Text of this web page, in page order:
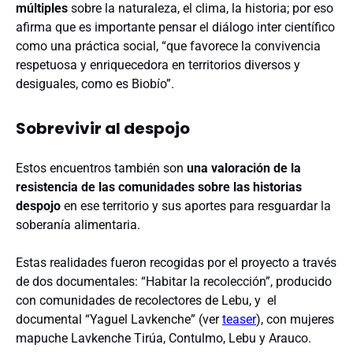
múltiples sobre la naturaleza, el clima, la historia; por eso
afirma que es importante pensar el diálogo inter científico
como una práctica social, “que favorece la convivencia
respetuosa y enriquecedora en territorios diversos y
desiguales, como es Biobío”.
Sobrevivir al despojo
Estos encuentros también son una valoración de la
resistencia de las comunidades sobre las historias
despojo en ese territorio y sus aportes para resguardar la
soberanía alimentaria.
Estas realidades fueron recogidas por el proyecto a través
de dos documentales: “Habitar la recolección”, producido
con comunidades de recolectores de Lebu, y el
documental “Yaguel Lavkenche” (verteaser), con mujeres
mapuche Lavkenche Tirúa, Contulmo, Lebu y Arauco.